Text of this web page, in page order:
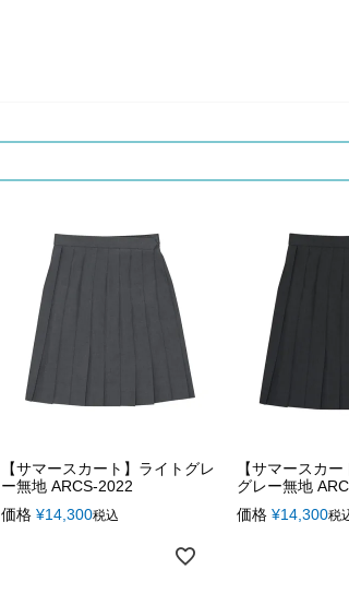
【サマースカート】ライトグレ
ー無地 ARCS-2022
価格 ¥14,300税込
【サマースカ
グレー無地
価格 ¥14,300税